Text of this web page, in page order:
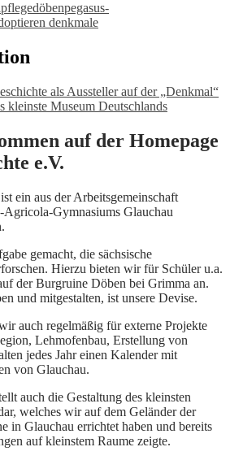
döbenpegasus-
denkmale
als Aussteller auf der „Denkmal“
kleinste Museum Deutschlands
auf der Homepage
e.V.
ein aus der Arbeitsgemeinschaft
Agricola-Gymnasiums Glauchau
gemacht, die sächsische
Hierzu bieten wir für Schüler u.a.
der Burgruine Döben bei Grimma an.
und mitgestalten, ist unsere Devise.
auch regelmäßig für externe Projekte
Lehmofenbau, Erstellung von
jedes Jahr einen Kalender mit
von Glauchau.
auch die Gestaltung des kleinsten
welches wir auf dem Geländer der
in Glauchau errichtet haben und bereits
auf kleinstem Raume zeigte.